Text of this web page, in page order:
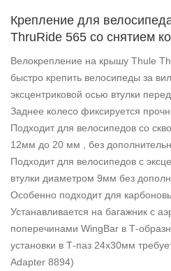
Крепление для
ThruRide 565 со снятием
Велокрепление на крышу Thule
быстро крепить велосипеды за
эксцентриковой осью втулки
Заднее колесо фиксируется
Подходит для велосипедов со
12мм до 20 мм , без
Подходит для велосипедов с
втулки диаметром 9мм без
Особенно подходит для
Устанавливается на багажник с
поперечинами WingBar в Т-
установки в Т-паз 24х30мм
Adapter 8894)